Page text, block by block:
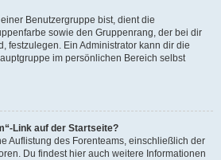
Benutzergruppe bist, dient die
sowie den Gruppenrang, der bei dir
festzulegen. Ein Administrator kann dir die
im persönlichen Bereich selbst
Link auf der Startseite?
Auflistung des Forenteams, einschließlich der
Du findest hier auch weitere Informationen